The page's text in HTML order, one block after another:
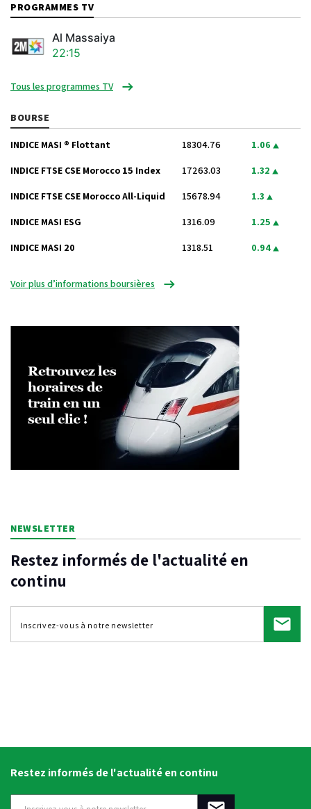
PROGRAMMES TV
Al Massaiya
22:15
Tous les programmes TV
BOURSE
INDICE MASI ® Flottant 18304.76 1.06
INDICE FTSE CSE Morocco 15 Index 17263.03 1.32
INDICE FTSE CSE Morocco All-Liquid 15678.94 1.3
INDICE MASI ESG 1316.09 1.25
INDICE MASI 20 1318.51 0.94
Voir plus d’informations boursières
NEWSLETTER
Restez informés de l'actualité en
continu
Restez informés de l'actualité en continu